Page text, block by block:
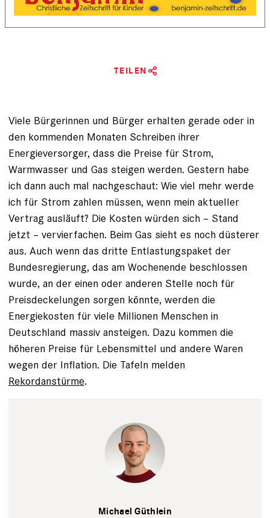
TEILEN
Viele Bürgerinnen und Bürger erhalten gerade oder in
den kommenden Monaten Schreiben ihrer
Energieversorger, dass die Preise für Strom,
Warmwasser und Gas steigen werden. Gestern habe
ich dann auch mal nachgeschaut: Wie viel mehr werde
ich für Strom zahlen müssen, wenn mein aktueller
Vertrag ausläuft? Die Kosten würden sich – Stand
jetzt – vervierfachen. Beim Gas sieht es noch düsterer
aus. Auch wenn das dritte Entlastungspaket der
Bundesregierung, das am Wochenende beschlossen
wurde, an der einen oder anderen Stelle noch für
Preisdeckelungen sorgen könnte, werden die
Energiekosten für viele Millionen Menschen in
Deutschland massiv ansteigen. Dazu kommen die
höheren Preise für Lebensmittel und andere Waren
wegen der Inflation. Die Tafeln melden
Rekordanstürme.
Michael Güthlein